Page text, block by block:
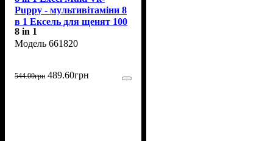
Puppy - мультивітаміни 8
в 1 Ексель для щенят 100
табл (661820)
8 in 1
661820
544.00грн 489.60грн